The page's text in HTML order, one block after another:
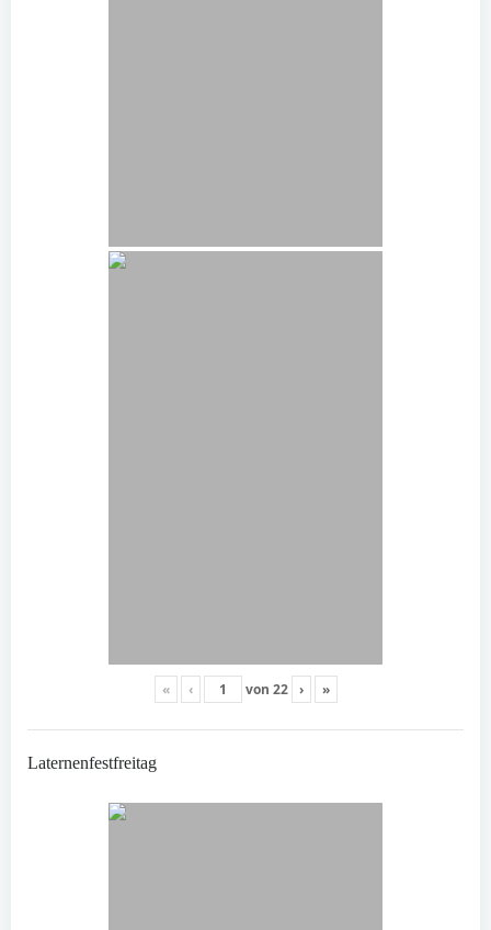
« ‹ von 22 › »
Laternenfestfreitag